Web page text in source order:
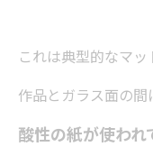
これは典型的なマッ
作品とガラス面の間
酸性の紙が使われ